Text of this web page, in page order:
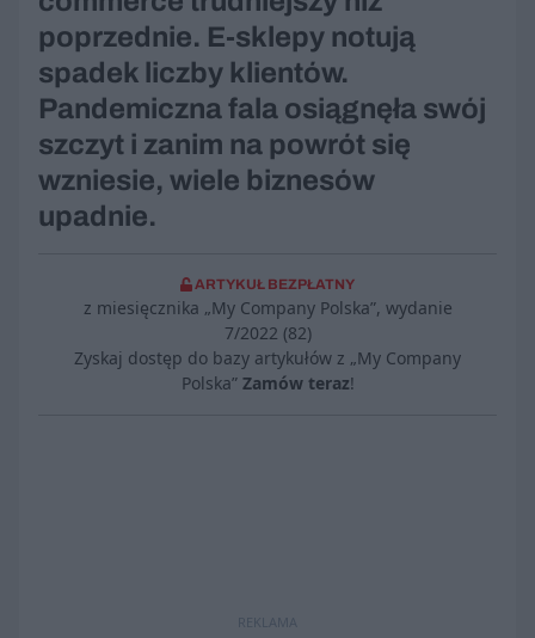
poprzednie. E-sklepy notują
spadek liczby klientów.
Pandemiczna fala osiągnęła swój
szczyt i zanim na powrót się
wzniesie, wiele biznesów
upadnie.
ARTYKUŁ BEZPŁATNY
z miesięcznika „My Company Polska”, wydanie
7/2022 (82)
Zyskaj dostęp do bazy artykułów z „My Company
Polska” Zamów teraz!
REKLAMA